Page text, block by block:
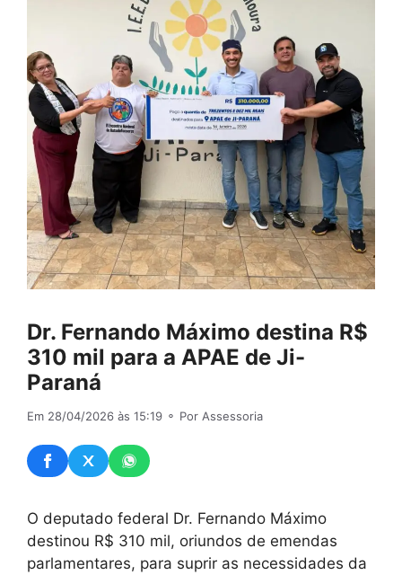
Dr. Fernando Máximo destina R$
310 mil para a APAE de Ji-
Paraná
Em 28/04/2026 às 15:19 ⚬ Por Assessoria
O deputado federal Dr. Fernando Máximo
destinou R$ 310 mil, oriundos de emendas
parlamentares, para suprir as necessidades da